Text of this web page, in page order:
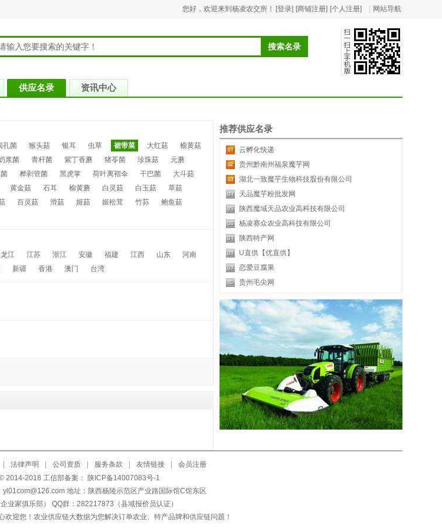
您好，欢迎来到杨凌农交所！ [登录] [商铺注册] [个人注册] 网站导航
供应名录 资讯中心
孔菌 猴头菇 银耳 虫草 裙带菜 大红菇
榆黄菇
浆菌 青杆菌 紫丁香蘑 猪苓菌 珍珠菇
元蘑
桦剥管菌 黑虎掌 荷叶离褶伞 干巴菌
大斗菇
黄金菇 石耳 榆黄蘑 白灵菇 白玉菇
草菇
百灵菇 滑菇 姬菇 姬松茸 竹荪
鲍鱼菇
江 江苏 浙江 安徽 福建 江西 山东
河南
新疆 香港 澳门 台湾
推荐供应名录
云孵化快递
贵州黔南州福泉魔芋网
湖北一致魔芋生物科技股份有限公司
天品魔芋粉批发网
陕西魔域天品农业高科技有限公司
杨凌赛众农业高科技有限公司
陕西特产网
U直供【优直供】
恋爱豆腐果
贵州毛尖网
法律声明 公司资质 服务条款 友情链接
会员注册
2014-2018 工信部备案：
陕ICP备14007083号-1
地址：陕西杨陵示范区产业路国际馆C馆东区
业家俱乐部） QQ群：282217873（县域报价员认证）
迎您！农业供应链大数据为您解决订单农业、特产品牌和供应链问题！